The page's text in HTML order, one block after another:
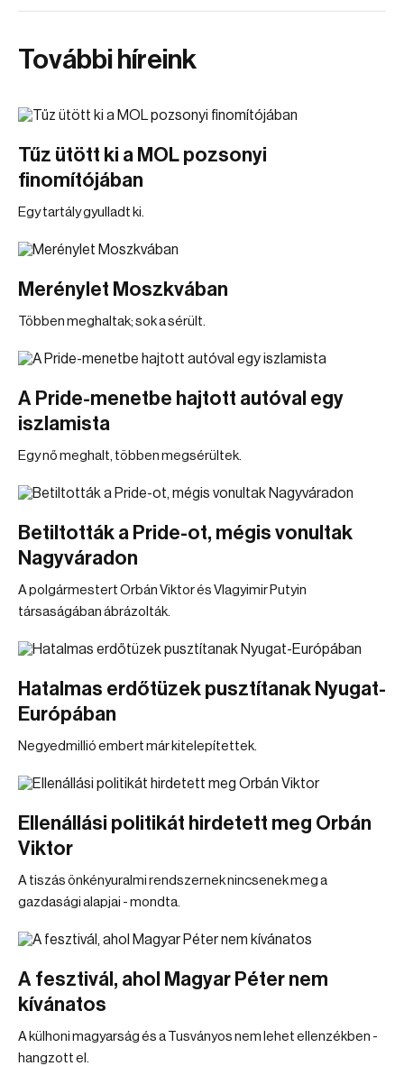
További híreink
Tűz ütött ki a MOL pozsonyi
finomítójában
Egy tartály gyulladt ki.
Merénylet Moszkvában
Többen meghaltak; sok a sérült.
A Pride-menetbe hajtott autóval egy
iszlamista
Egy nő meghalt, többen megsérültek.
Betiltották a Pride-ot, mégis vonultak
Nagyváradon
A polgármestert Orbán Viktor és Vlagyimir Putyin
társaságában ábrázolták.
Hatalmas erdőtüzek pusztítanak Nyugat-
Európában
Negyedmillió embert már kitelepítettek.
Ellenállási politikát hirdetett meg Orbán
Viktor
A tiszás önkényuralmi rendszernek nincsenek meg a
gazdasági alapjai - mondta.
A fesztivál, ahol Magyar Péter nem
kívánatos
A külhoni magyarság és a Tusványos nem lehet ellenzékben -
hangzott el.